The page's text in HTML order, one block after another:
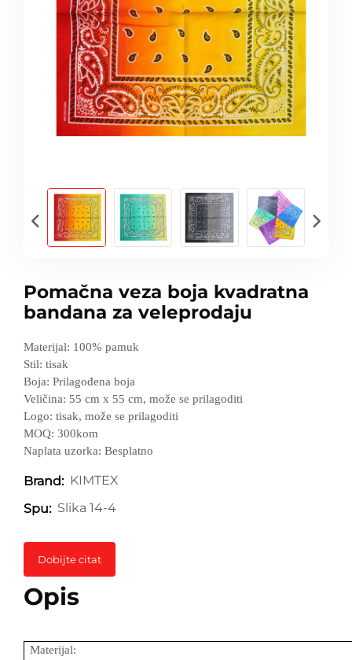
Pomačna veza boja kvadratna
bandana za veleprodaju
Materijal: 100% pamuk
Stil: tisak
Boja: Prilagođena boja
Veličina: 55 cm x 55 cm, može se prilagoditi
Logo: tisak, može se prilagoditi
MOQ: 300kom
Naplata uzorka: Besplatno
Brand: KIMTEX
Spu: Slika 14-4
Dobijte citat
Opis
Materijal: